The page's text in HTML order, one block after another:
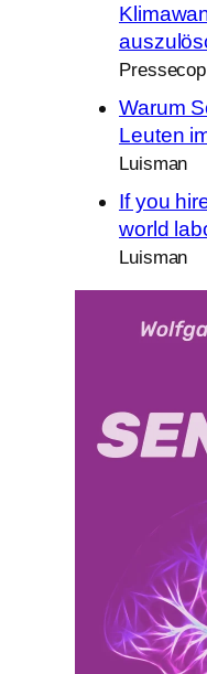
Warum
Leuten
Luisman
If you
world
Luisman